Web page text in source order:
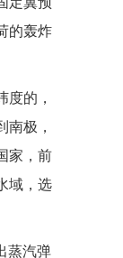
的轰炸
的，
极，
家，前
域，选
蒸汽弹